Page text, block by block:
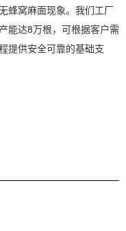
蜂窝麻面现象。我们工厂
能达8万根，可根据客户需
提供安全可靠的基础支